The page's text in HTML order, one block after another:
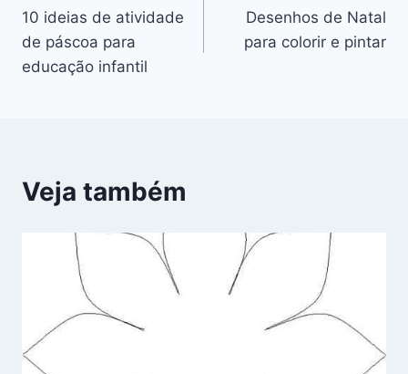
de
Post
10 ideias de atividade
de páscoa para
educação infantil
Desenhos de Natal
para colorir e pintar
Veja também